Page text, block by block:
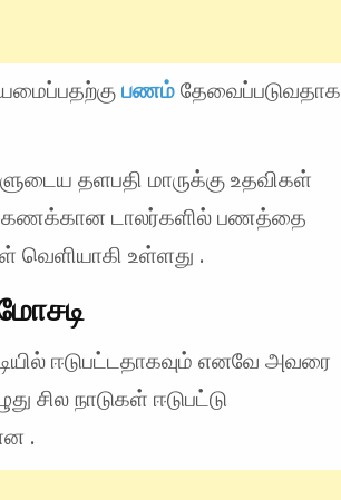
பணம் தேவைப்படுவதாக
தளபதி மாருக்கு உதவிகள்
டாலர்களில் பணத்தை
வெளியாகி உள்ளது .
ஈடுபட்டதாகவும் எனவே அவரை
சில நாடுகள் ஈடுபட்டு
.